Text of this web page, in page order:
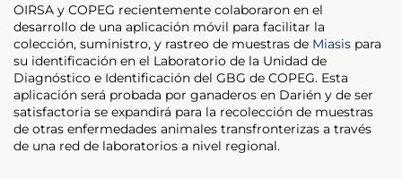
OIRSA y COPEG recientemente colaboraron en el
desarrollo de una aplicación móvil para facilitar la
colección, suministro, y rastreo de muestras de Miasis para
su identificación en el Laboratorio de la Unidad de
Diagnóstico e Identificación del GBG de COPEG. Esta
aplicación será probada por ganaderos en Darién y de ser
satisfactoria se expandirá para la recolección de muestras
de otras enfermedades animales transfronterizas a través
de una red de laboratorios a nivel regional.